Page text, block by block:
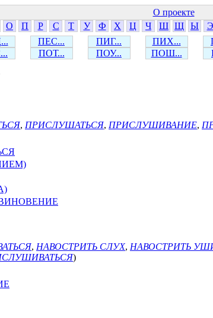
О проекте
О П Р С Т У Ф Х Ц Ч Ш Щ Ы Э
ПЕС... ПИГ... ПИХ...
ПОТ... ПОУ... ПОШ...
, ПРИСЛУШАТЬСЯ, ПРИСЛУШИВАНИЕ,
, НАВОСТРИТЬ СЛУХ, НАВОСТРИТЬ
)